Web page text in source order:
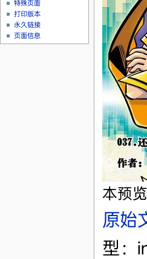
本预
原始
型：
特殊页面
打印版本
永久链接
页面信息